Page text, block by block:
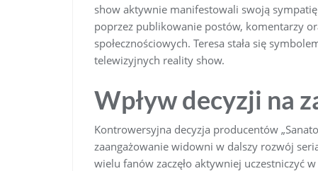
show aktywnie manifestowali swoją
poprzez publikowanie postów, komentarzy
społecznościowych. Teresa stała się
telewizyjnych reality show.
Wpływ decyzji na
Kontrowersyjna decyzja producentów
zaangażowanie widowni w dalszy rozwój
wielu fanów zaczęło aktywniej uczestniczyć